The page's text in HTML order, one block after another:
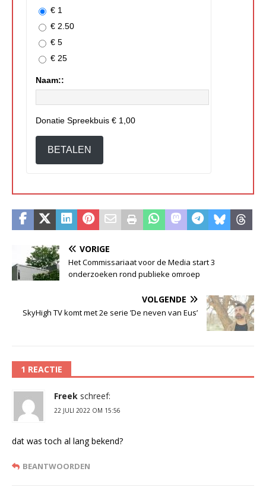
€ 1
€ 2.50
€ 5
€ 25
Naam::
Donatie Spreekbuis € 1,00
BETALEN
VORIGE
Het Commissariaat voor de Media start 3
onderzoeken rond publieke omroep
VOLGENDE
SkyHigh TV komt met 2e serie ’De neven van Eus’
1 REACTIE
Freek schreef:
22 JULI 2022 OM 15:56
dat was toch al lang bekend?
BEANTWOORDEN